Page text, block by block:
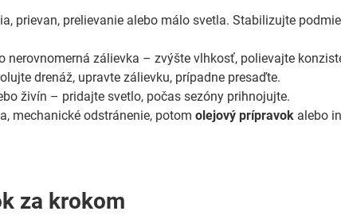
prievan, prelievanie alebo málo svetla. Stabilizujte
nerovnomerná zálievka – zvýšte vlhkosť, polievajte
drenáž, upravte zálievku, prípadne presaďte.
živín – pridajte svetlo, počas sezóny prihnojujte.
mechanické odstránenie, potomolejový prípravok alebo
za krokom